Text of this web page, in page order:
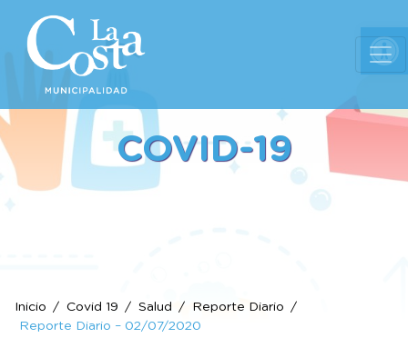
COVID-19
Inicio Covid 19 Salud
Reporte Diario
Reporte Diario – 02/07/2020